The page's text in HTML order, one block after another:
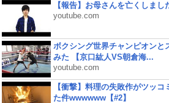
【報告】お母さんを亡くしまし
youtube.com
ボクシング世界チャンピオンと
みた 【京口紘人VS朝倉海...
youtube.com
【衝撃】料理の失敗作がツッコ
た件wwwwww【#2】